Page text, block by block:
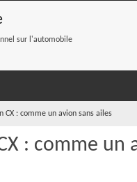
sur l'automobile
CX : comme un avion sans ailes
: comme un